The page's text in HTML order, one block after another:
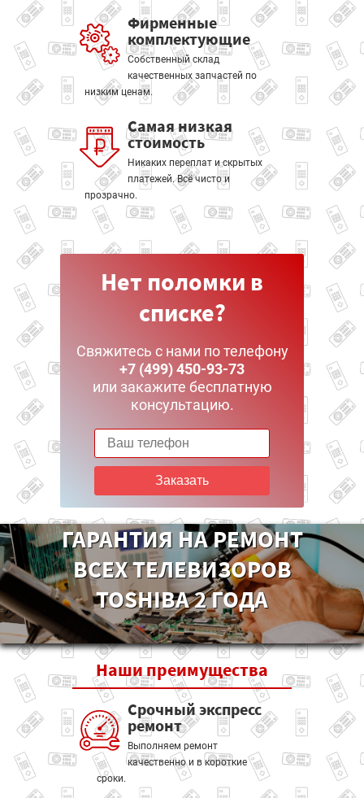
Фирменные
комплектующие
Собственный склад
качественных запчастей по
низким ценам.
Самая низкая
стоимость
Никаких переплат и скрытых
платежей. Всё чисто и
прозрачно.
Нет поломки в
списке?
Свяжитесь с нами по телефону
+7 (499) 450-93-73
или закажите бесплатную
консультацию.
Заказать
ГАРАНТИЯ НА РЕМОНТ
ВСЕХ ТЕЛЕВИЗОРОВ
TOSHIBA 2 ГОДА
Нашипреимущества
Срочный экспресс
ремонт
Выполняем ремонт
качественно и в короткие
сроки.